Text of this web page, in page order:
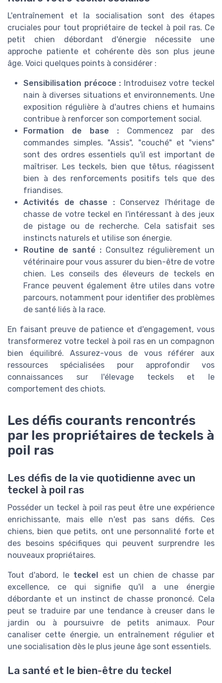
L'entraînement et la socialisation sont des étapes
cruciales pour tout propriétaire de teckel à poil ras. Ce
petit chien débordant d'énergie nécessite une
approche patiente et cohérente dès son plus jeune
âge. Voici quelques points à considérer :
Sensibilisation précoce : Introduisez votre teckel
nain à diverses situations et environnements. Une
exposition régulière à d'autres chiens et humains
contribue à renforcer son comportement social.
Formation de base : Commencez par des
commandes simples. "Assis", "couché" et "viens"
sont des ordres essentiels qu'il est important de
maîtriser. Les teckels, bien que têtus, réagissent
bien à des renforcements positifs tels que des
friandises.
Activités de chasse :Conservez l'héritage de
chasse de votre teckel en l'intéressant à des jeux
de pistage ou de recherche. Cela satisfait ses
instincts naturels et utilise son énergie.
Routine de santé : Consultez régulièrement un
vétérinaire pour vous assurer du bien-être de votre
chien. Les conseils des éleveurs de teckels en
France peuvent également être utiles dans votre
parcours, notamment pour identifier des problèmes
de santé liés à la race.
En faisant preuve de patience et d'engagement, vous
transformerez votre teckel à poil ras en un compagnon
bien équilibré. Assurez-vous de vous référer aux
ressources spécialisées pour approfondir vos
connaissances sur l'élevage teckels et le
comportement des chiots.
Les défis courants rencontrés
par les propriétaires de teckels à
poil ras
Les défis de la vie quotidienne avec un
teckel à poil ras
Posséder un teckel à poil ras peut être une expérience
enrichissante, mais elle n'est pas sans défis. Ces
chiens, bien que petits, ont une personnalité forte et
des besoins spécifiques qui peuvent surprendre les
nouveaux propriétaires.
Tout d'abord, le teckel est un chien de chasse par
excellence, ce qui signifie qu'il a une énergie
débordante et un instinct de chasse prononcé. Cela
peut se traduire par une tendance à creuser dans le
jardin ou à poursuivre de petits animaux. Pour
canaliser cette énergie, un entraînement régulier et
une socialisation dès le plus jeune âge sont essentiels.
La santé et le bien-être du teckel